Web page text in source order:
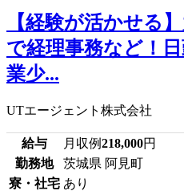
【経験が活かせる
で経理事務など！
業少...
UTエージェント株式会社
給与 月収例218,000円
勤務地
茨城県 阿見町
寮・社宅 あり